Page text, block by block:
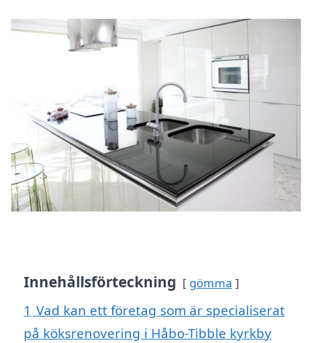
Innehållsförteckning gömma
1 Vad kan ett företag som är specialiserat
på köksrenovering i Håbo-Tibble kyrkby